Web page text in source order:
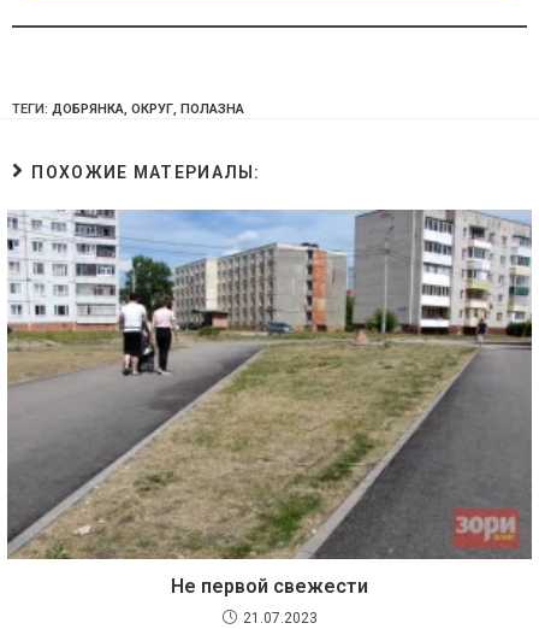
ТЕГИ: ДОБРЯНКА, ОКРУГ, ПОЛАЗНА
ПОХОЖИЕ МАТЕРИАЛЫ:
Не первой свежести
21.07.2023